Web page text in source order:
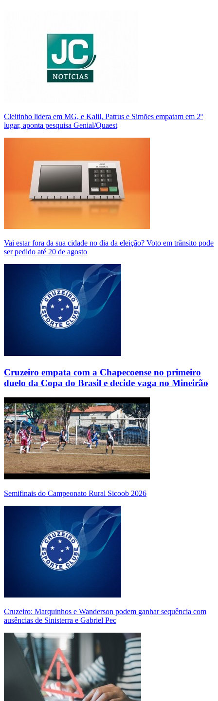
Cleitinho lidera em MG, e Kalil, Patrus e Simões empatam em 2º
lugar, aponta pesquisa Genial/Quaest
Vai estar fora da sua cidade no dia da eleição? Voto em trânsito pode
ser pedido até 20 de agosto
Cruzeiro empata com a Chapecoense no primeiro
duelo da Copa do Brasil e decide vaga no Mineirão
Semifinais do Campeonato Rural Sicoob 2026
Cruzeiro: Marquinhos e Wanderson podem ganhar sequência com
ausências de Sinisterra e Gabriel Pec